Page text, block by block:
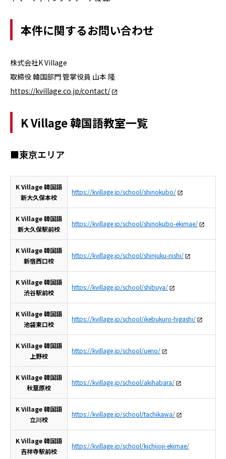
本件に関するお問い合わせ
株式会社K Village
取締役 韓国部門 管掌役員 山本 隆
https://kvillage.co.jp/contact/
K Village 韓国語教室一覧
■東京エリア
K Village 韓国語
新大久保本校
https://kvillage.jp/school/shinokubo/
K Village 韓国語
新大久保駅前校
https://kvillage.jp/school/shinokubo-ekimae/
K Village 韓国語
新宿西口校
https://kvillage.jp/school/shinjuku-nishi/
K Village 韓国語
渋谷駅前校
https://kvillage.jp/school/shibuya/
K Village 韓国語
池袋東口校
https://kvillage.jp/school/ikebukuro-higashi/
K Village 韓国語
上野校
https://kvillage.jp/school/ueno/
K Village 韓国語
秋葉原校
https://kvillage.jp/school/akihabara/
K Village 韓国語
立川校
https://kvillage.jp/school/tachikawa/
K Village 韓国語
吉祥寺駅前校
https://kvillage.jp/school/kichijoji-ekimae/